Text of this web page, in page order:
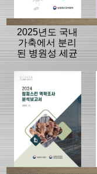
2025년도 국내
가축에서 분리
된 병원성 세균
모니터링 결과